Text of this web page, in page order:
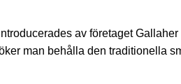
av företaget
man behålla den traditionella